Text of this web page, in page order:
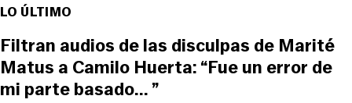
LO ÚLTIMO
Filtran audios de las disculpas de Marité
Matus a Camilo Huerta: “Fue un error de
mi parte basado... ”